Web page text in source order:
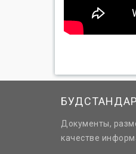
Документы,
качестве